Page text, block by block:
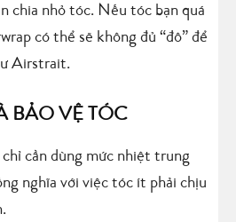
chia nhỏ tóc. Nếu tóc bạn quá
có thể sẽ không đủ “đô” để
Airstrait.
BẢO VỆ TÓC
cần dùng mức nhiệt trung
nghĩa với việc tóc ít phải chịu